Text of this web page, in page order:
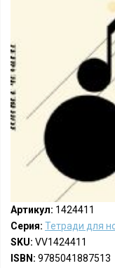
Артикул: 1424411
Серия: Тетради для
SKU: VV1424411
ISBN: 9785041887513